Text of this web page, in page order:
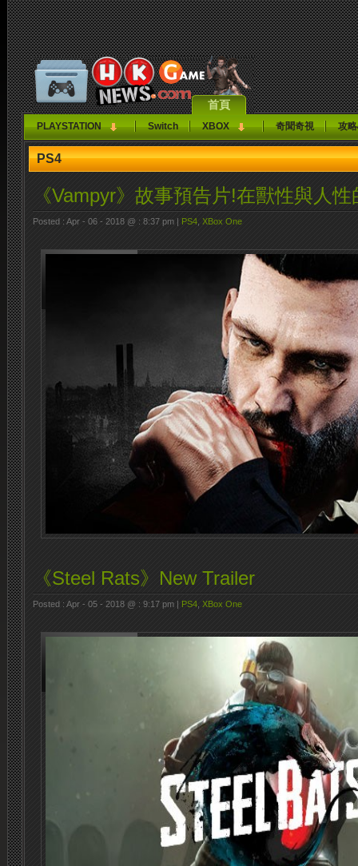
首頁
PLAYSTATION Switch XBOX 奇聞奇視 攻
PS4
《Vampyr》故事預告片!在獸性與人
Posted : Apr - 06 - 2018 @ : 8:37 pm | PS4 XBox One
《Steel Rats》New Trailer
Posted : Apr - 05 - 2018 @ : 9:17 pm | PS4 XBox One